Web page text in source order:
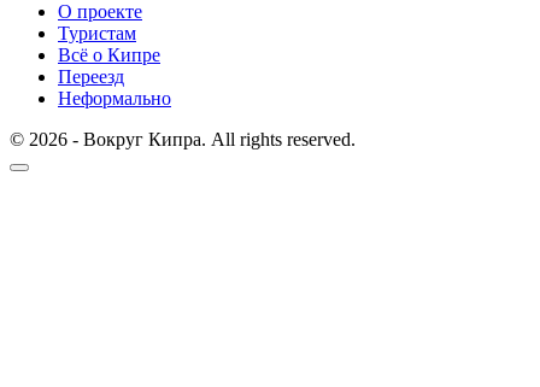
О проекте
Туристам
Всё о Кипре
Переезд
Неформально
© 2026 - Вокруг Кипра. All rights reserved.